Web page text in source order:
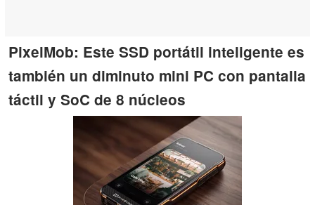
PixelMob: Este SSD portátil inteligente es
también un diminuto mini PC con pantalla
táctil y SoC de 8 núcleos